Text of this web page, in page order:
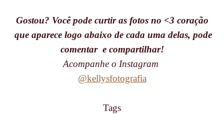
Gostou? Você pode curtir as fotos no <3 coração
que aparece logo abaixo de cada uma delas, pode
comentar e compartilhar!
Acompanhe o Instagram
@kellysfotografia
Tags